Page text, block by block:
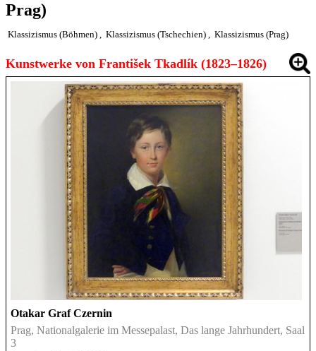
Prag)
Klassizismus (Böhmen) , Klassizismus (Tschechien) , Klassizismus (Prag)
Kunstwerke von František Tkadlík (1823–1826)
Otakar Graf Czernin
Prag, Nationalgalerie im Messepalast, Das lange Jahrhundert, Saal
3